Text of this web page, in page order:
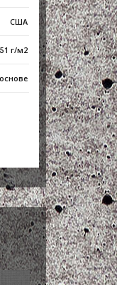
США
г/м2